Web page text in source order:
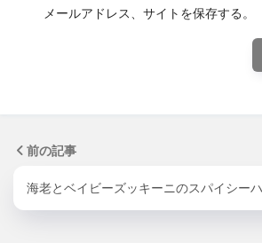
メールアドレス、サイトを保存する。
前の記事
海老とベイビーズッキーニのスパイシー